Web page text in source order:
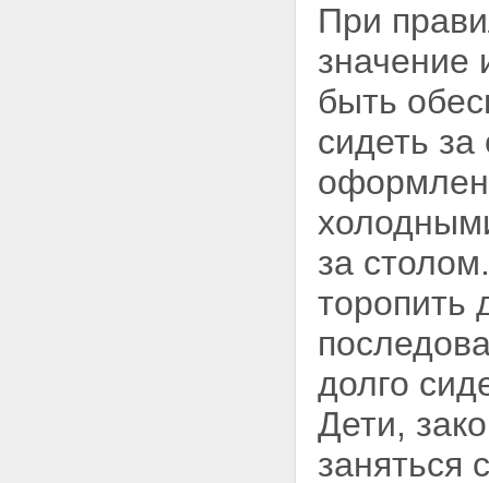
При
значение
быть
сидеть
за
торопить
долго
Дети,
заняться